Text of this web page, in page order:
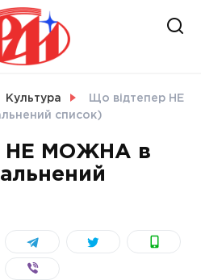
Культура
Що відтепер НЕ
список)
НЕ МОЖНА в